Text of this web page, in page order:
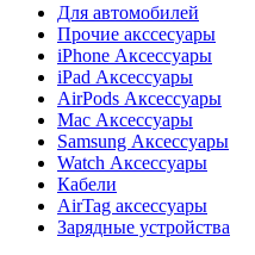
Для автомобилей
Прочие акссесуары
iPhone Аксессуары
iPad Аксессуары
AirPods Аксессуары
Mac Аксессуары
Samsung Аксессуары
Watch Аксессуары
Кабели
AirTag аксессуары
Зарядные устройства